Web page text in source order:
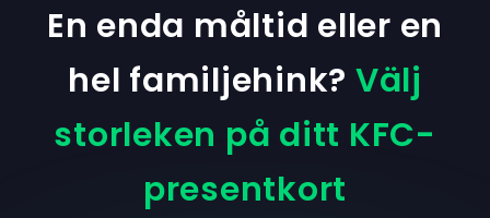
En enda måltid eller en
hel familjehink? Välj
storleken på ditt KFC-
presentkort